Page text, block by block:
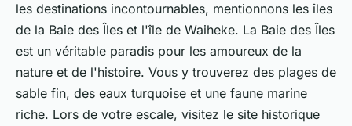
les destinations incontournables, mentionnons les îles
de la Baie des Îles et l'île de Waiheke. La Baie des Îles
est un véritable paradis pour les amoureux de la
nature et de l'histoire. Vous y trouverez des plages de
sable fin, des eaux turquoise et une faune marine
riche. Lors de votre escale, visitez le site historique